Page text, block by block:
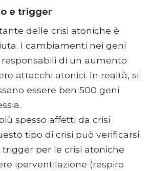
e trigger
delle crisi atoniche è
I cambiamenti nei geni
responsabili di un aumento
attacchi atonici. In realtà, si
essere ben 500 geni
spesso affetti da crisi
tipo di crisi può verificarsi
trigger per le crisi atoniche
iperventilazione (respiro